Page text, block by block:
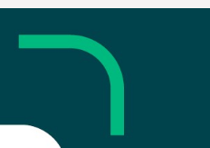
Côte d'Ivoire :
réussi du 66e